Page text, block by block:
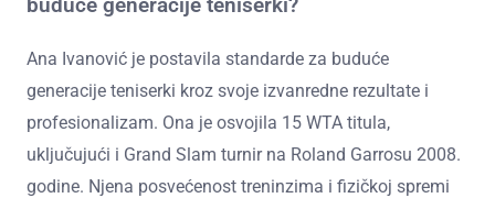
buduće generacije teniserki?
Ana Ivanović je postavila standarde za buduće
generacije teniserki kroz svoje izvanredne rezultate i
profesionalizam. Ona je osvojila 15 WTA titula,
uključujući i Grand Slam turnir na Roland Garrosu 2008.
godine. Njena posvećenost treninzima i fizičkoj spremi